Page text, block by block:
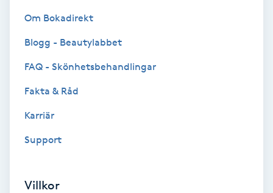
Bröllopsuppsättning
Celluliter
Color correction
Om Bokadirekt
Blogg - Beautylabbet
FAQ - Skönhetsbehandlingar
Fakta & Råd
Karriär
Support
Villkor